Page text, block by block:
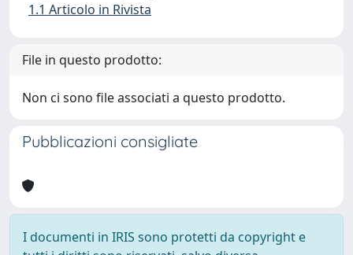
1.1 Articolo in Rivista
File in questo prodotto:
Non ci sono file associati a questo prodotto.
Pubblicazioni consigliate
I documenti in IRIS sono protetti da copyright e